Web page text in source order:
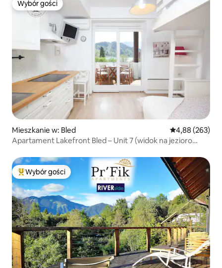
Wybór gości
Wybór gości
Mieszkanie w: Bled Średnia
4,88 (263)
Apartament Lakefront Bled – Unit 7 (widok na jezioro
Najpopularniejsze z kategorii Wybór gości
Wybór gości